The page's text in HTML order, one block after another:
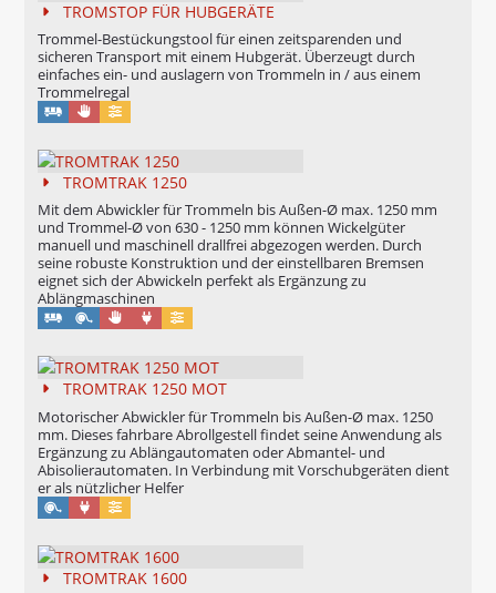
TROMSTOP FÜR HUBGERÄTE
Trommel-Bestückungstool für einen zeitsparenden und
sicheren Transport mit einem Hubgerät. Überzeugt durch
einfaches ein- und auslagern von Trommeln in / aus einem
Trommelregal
Manuell
Konfigurierbar
TROMTRAK 1250
Mit dem Abwickler für Trommeln bis Außen-Ø max. 1250 mm
und Trommel-Ø von 630 - 1250 mm können Wickelgüter
manuell und maschinell drallfrei abgezogen werden. Durch
seine robuste Konstruktion und der einstellbaren Bremsen
eignet sich der Abwickeln perfekt als Ergänzung zu
Ablängmaschinen
Manuell
Maschinell
Konfigurierbar
TROMTRAK 1250 MOT
Motorischer Abwickler für Trommeln bis Außen-Ø max. 1250
mm. Dieses fahrbare Abrollgestell findet seine Anwendung als
Ergänzung zu Ablängautomaten oder Abmantel- und
Abisolierautomaten. In Verbindung mit Vorschubgeräten dient
er als nützlicher Helfer
Maschinell
Konfigurierbar
TROMTRAK 1600